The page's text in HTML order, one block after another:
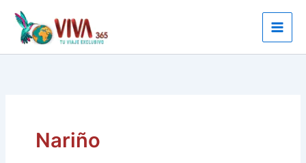
contenido
Nariño